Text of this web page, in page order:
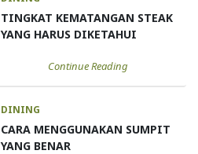
TINGKAT KEMATANGAN STEAK
YANG HARUS DIKETAHUI
Continue Reading
DINING
CARA MENGGUNAKAN SUMPIT
YANG BENAR